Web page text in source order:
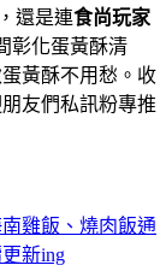
，還是連食尚玩家
彰化蛋黃酥清
黃酥不用愁。收
友們私訊粉專推
雞飯、燒肉飯通
新ing